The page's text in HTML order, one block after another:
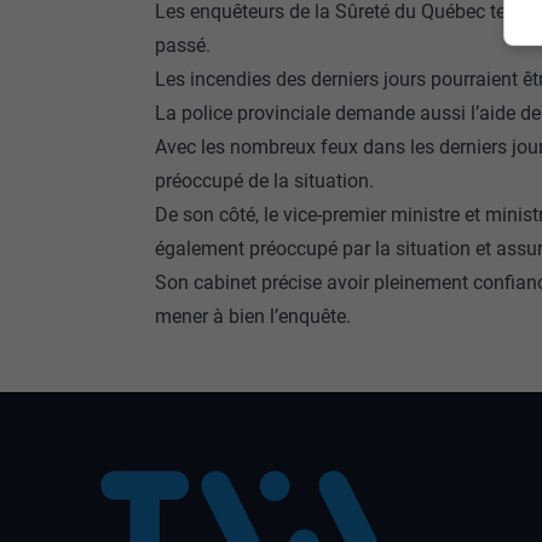
Les enquêteurs de la Sûreté du Québec
passé.
Les incendies des derniers jours pourraient
La police provinciale demande aussi l’aide
Avec les nombreux feux dans les derniers
préoccupé de la situation.
De son côté, le vice-premier ministre et
également préoccupé par la situation et
Son cabinet précise avoir pleinement
mener à bien l’enquête.